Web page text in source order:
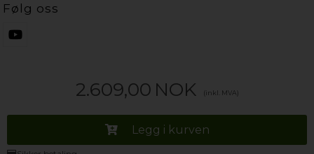
2.609,00 NOK (inkl. MVA)
Legg i kurven
Følg oss